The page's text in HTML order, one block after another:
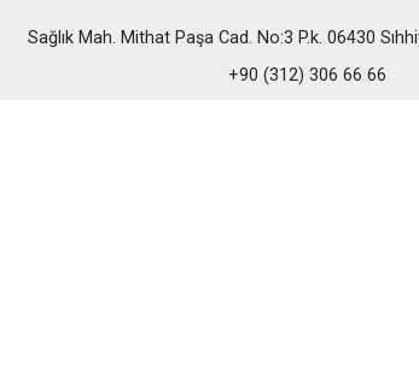
Sağlık Mah. Mithat Paşa Cad. No:3 P.k. 06430
+90 (312) 306 66 66